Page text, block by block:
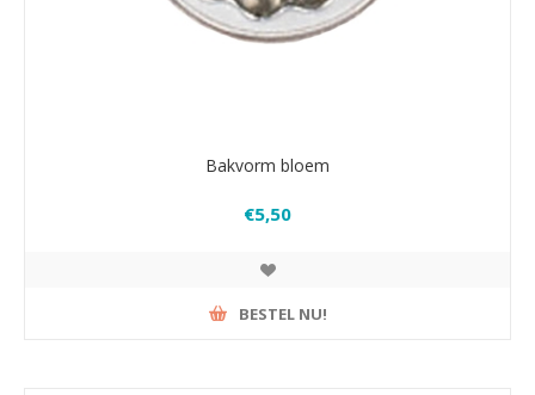
Bakvorm bloem
€5,50
BESTEL NU!